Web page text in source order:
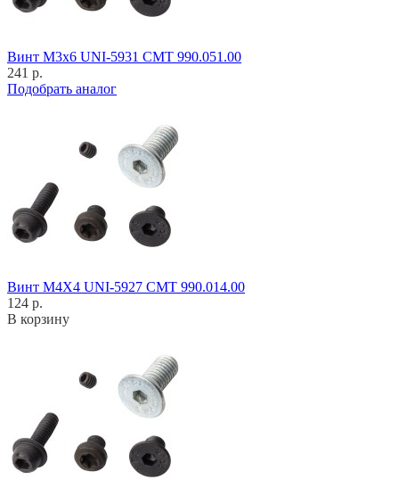
Винт M3x6 UNI-5931 CMT 990.051.00
241 р.
Подобрать аналог
Винт M4X4 UNI-5927 CMT 990.014.00
124 р.
В корзину